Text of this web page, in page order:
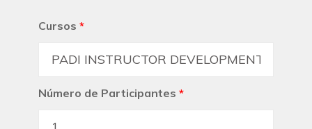
Cursos *
Número de Participantes *